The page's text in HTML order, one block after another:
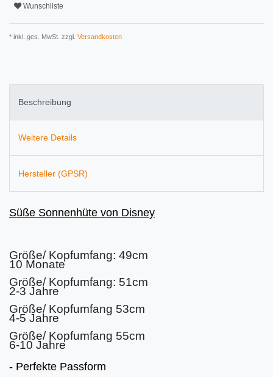
Wunschliste
* inkl. ges. MwSt. zzgl. Versandkosten
Beschreibung
Weitere Details
Hersteller (GPSR)
Süße Sonnenhüte von Disney
Größe/ Kopfumfang: 49cm
10 Monate
Größe/ Kopfumfang: 51cm
2-3 Jahre
Größe/ Kopfumfang 53cm
4-5 Jahre
Größe/ Kopfumfang 55cm
6-10 Jahre
- Perfekte Passform